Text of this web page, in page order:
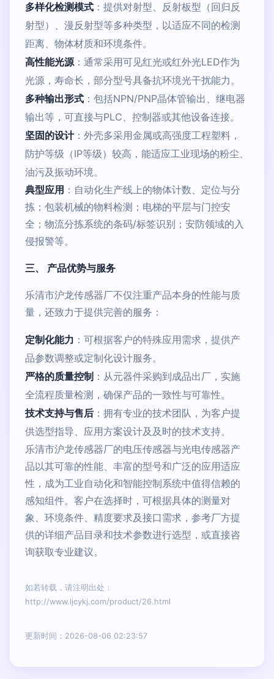
多样化检测模式 ：提供对射型、反射板型（回归反
射型）、漫反射型等多种类型，以适应不同的检测
距离、物体材质和环境条件。
高性能光源：通常采用可见红光或红外光LED作为
光源，寿命长，部分型号具备抗环境光干扰能力。
多种输出形式 ：包括NPN/PNP晶体管输出、继电器
输出等，可直接与PLC、控制器或其他设备连接。
坚固的设计：外壳多采用金属或高强度工程塑料，
防护等级（IP等级）较高，能适应工业现场的粉尘、
油污及振动环境。
典型应用 ：自动化生产线上的物体计数、定位与分
拣；包装机械的物料检测；电梯的平层与门控安
全；物流分拣系统的条码/标签识别；安防领域的入
侵报警等。
三、 产品优势与服务
乐清市沪龙传感器厂不仅注重产品本身的性能与质
量，还致力于提供完善的服务：
定制化能力 ：可根据客户的特殊应用需求，提供产
品参数调整或定制化设计服务。
严格的质量控制 ：从元器件采购到成品出厂，实施
全流程质量检测，确保产品的一致性与可靠性。
技术支持与售后 ：拥有专业的技术团队，为客户提
供选型指导、应用方案设计及及时的技术支持。
乐清市沪龙传感器厂的电压传感器与光电传感器产
品以其可靠的性能、丰富的型号和广泛的应用适应
性，成为工业自动化和智能控制系统中值得信赖的
感知组件。客户在选择时，可根据具体的测量对
象、环境条件、精度要求及接口需求，参考厂方提
供的详细产品目录和技术参数进行选型，或直接咨
询获取专业建议。
如若转载，请注明出处：
http://www.ljcykj.com/product/26.html
更新时间：2026-08-06 02:23:57